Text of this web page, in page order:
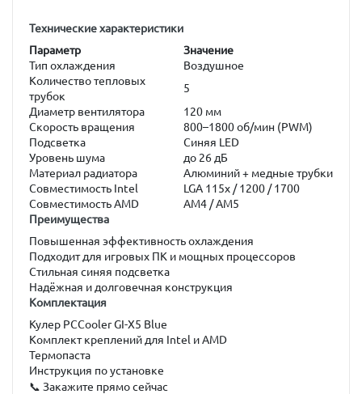
Технические характеристики
Параметр
Значение
Тип охлаждения
Воздушное
Количество тепловых
трубок
5
Диаметр вентилятора
120 мм
Скорость вращения
800–1800 об/мин (PWM)
Подсветка
Синяя LED
Уровень шума
до 26 дБ
Материал радиатора
Алюминий + медные трубки
Совместимость Intel
LGA 115x / 1200 / 1700
Совместимость AMD
AM4 / AM5
Преимущества
Повышенная эффективность охлаждения
Подходит для игровых ПК и мощных процессоров
Стильная синяя подсветка
Надёжная и долговечная конструкция
Комплектация
Кулер PCCooler GI-X5 Blue
Комплект креплений для Intel и AMD
Термопаста
Инструкция по установке
📞 Закажите прямо сейчас